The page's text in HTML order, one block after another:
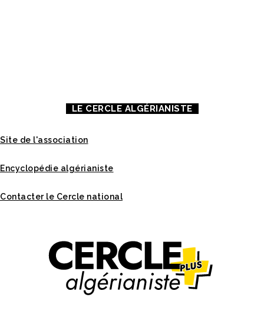
LE CERCLE ALGÉRIANISTE
Site de l'association
Encyclopédie algérianiste
Contacter le Cercle national